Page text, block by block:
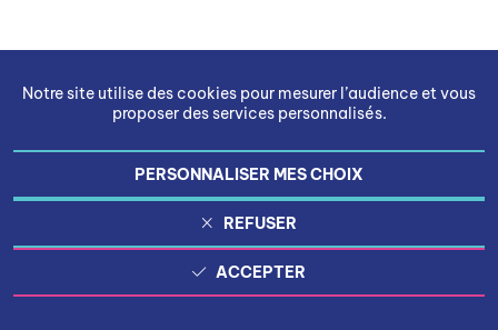
Notre site utilise des cookies pour mesurer l’audience et vous
proposer des services personnalisés.
PERSONNALISER MES CHOIX
REFUSER
ACCEPTER